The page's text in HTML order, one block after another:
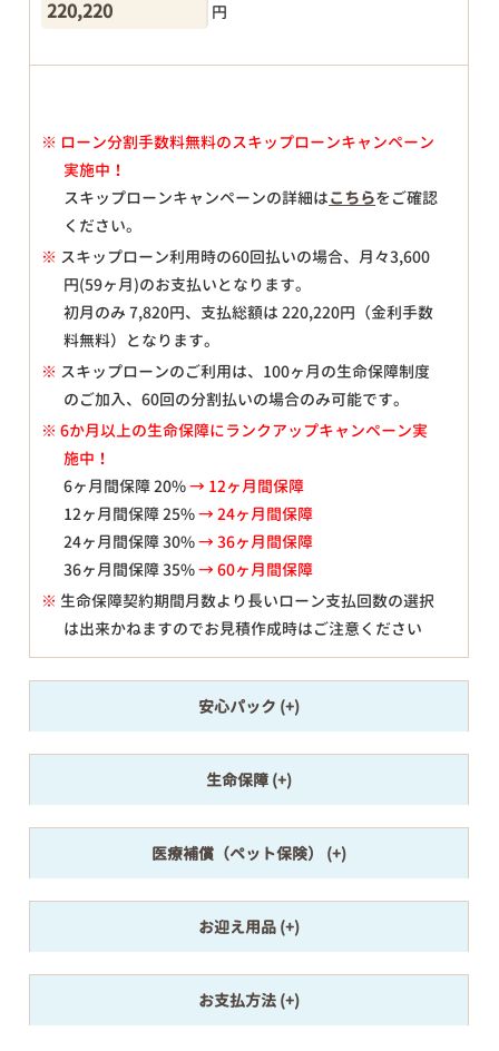
円
※ ローン分割手数料無料のスキップローンキャンペーン
実施中！
スキップローンキャンペーンの詳細はこちらをご確認
ください。
※ スキップローン利用時の60回払いの場合、月々3,600
円(59ヶ月)のお支払いとなります。
初月のみ7,820円、支払総額は220,220円（金利手数
料無料）となります。
※ スキップローンのご利用は、100ヶ月の生命保障制度
のご加入、60回の分割払いの場合のみ可能です。
※ 6か月以上の生命保障にランクアップキャンペーン実
施中！
6ヶ月間保障 20%→ 12ヶ月間保障
12ヶ月間保障 25%→ 24ヶ月間保障
24ヶ月間保障 30%→ 36ヶ月間保障
36ヶ月間保障 35%→ 60ヶ月間保障
※ 生命保障契約期間月数より長いローン支払回数の選択
は出来かねますのでお見積作成時はご注意ください
安心パック
生命保障
医療補償（ペット保険）
お迎え用品
お支払方法